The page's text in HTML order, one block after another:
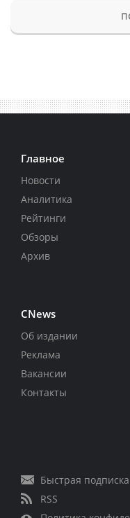
Главное
Новости
Аналитика
Рейтинги
Обзоры
Архив
CNews
Об издании
Реклама
Вакансии
Контакты
Быстрая
RSS